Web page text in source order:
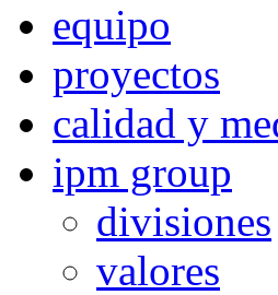
equipo
proyectos
calidad y
ipm group
divisiones
valores